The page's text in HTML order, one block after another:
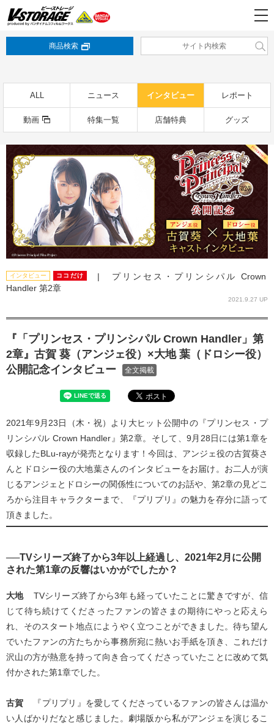
商品検索
ALL ニュース インタビュー レポート
動画 特集一覧 店舗特典 グッズ
インタビュー ココだけ
| プリンセス・プリンシパル Crown
Handler 第2章
2021.9.27 UP
『「プリンセス・プリンシパル Crown Handler」第
2章』古賀 葵（アンジェ役）×大地 葉（ドロシー役）
公開記念インタビュー
全文掲載
2021年9月23日（木・祝）より大ヒット公開中の『プリンセス・プ
リンシパル Crown Handler』第2章。そして、9月28日には第1章を
収録したBLu-rayが発売となります！今回は、アンジェ役の古賀葵さ
んとドロシー役の大地葉さんのインタビューをお届け。お二人が演
じるアンジェとドロシーの関係性についてのお話や、第2章の見どこ
ろから注目キャラクターまで、『プリプリ』の魅力を存分に語って
頂きました。
──TVシリーズ終了から3年以上経過し、2021年2月に公開
された第1章の反響はいかがでしたか？
大地
TVシリーズ終了から3年も経っていたことに驚きですが、信
じて待ち続けてくださったファンの皆さまの期待にやっと応えら
れ、そのスタート地点にようやく立つことができました。待ち望ん
でいたファンの方たちから事務所宛に熱いお手紙を頂き、これだけ
沢山の方が熱意を持って向き合ってくださっていたことに改めて気
付かされた第1章でした。
古賀
『プリプリ』を愛してくださっているファンの皆さんは温か
い人ばかりだなと感じました。劇場版から私がアンジェを演じるこ